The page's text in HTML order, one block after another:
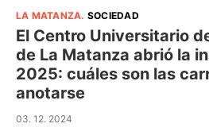
LA MATANZA. SOCIEDAD
El Centro Universitario
de La Matanza abrió la
2025: cuáles son las
anotarse
03. 12. 2024